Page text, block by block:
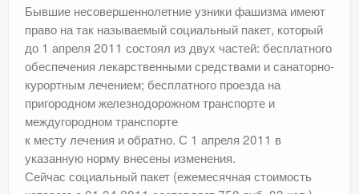
Бывшие несовершеннолетние узники фашизма имеют
право на так называемый социальный пакет, который
до 1 апреля 2011 состоял из двух частей: бесплатного
обеспечения лекарственными средствами и санаторно-
курортным лечением; бесплатного проезда на
пригородном железнодорожном транспорте и
междугородном транспорте
к месту лечения и обратно. С 1 апреля 2011 в
указанную норму внесены изменения.
Сейчас социальный пакет (ежемесячная стоимость